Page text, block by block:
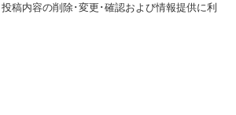
稿内容の削除･変更･確認および情報提供に利